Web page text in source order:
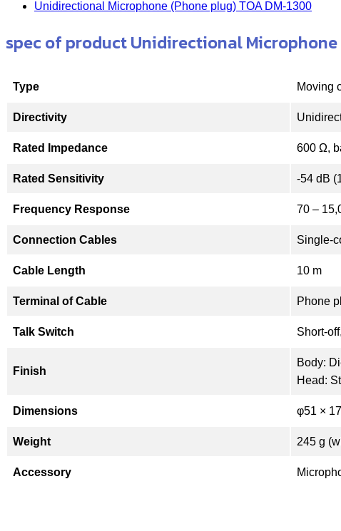
Unidirectional Microphone (Phone plug) TOA DM-1300
spec of product Unidirectional Microphone
Type Moving
Directivity
Rated Impedance 600 Ω,
Rated Sensitivity -54 dB
Frequency Response 70 –
Connection Cables Single-
Cable Length 10 m
Terminal of Cable Phone
Talk Switch Short-
Finish
Body:
Head:
Dimensions φ51 ×
Weight 245 g
Accessory